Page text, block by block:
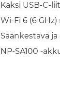
Kaksi USB-C-
Wi-Fi 6 (6
Säänkestävä
NP-SA100 -